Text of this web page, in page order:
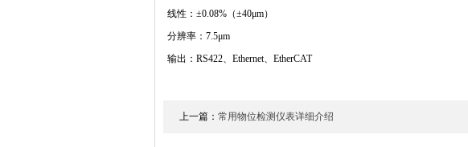
线性：±0.08%（±40μm）
分辨率：7.5μm
输出：RS422、Ethernet、EtherCAT
上一篇： 常用物位检测仪表详细介绍